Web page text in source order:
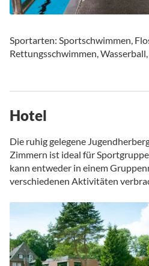
Sportarten: Sportschwimmen,
Rettungsschwimmen,
Hotel
Die ruhig gelegene
Zimmern ist ideal für
kann entweder in einem
verschiedenen Aktivitäten